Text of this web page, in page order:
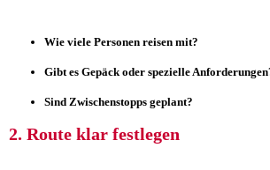
Wie viele Personen reisen mit?
Gibt es Gepäck oder spezielle
Sind Zwischenstopps geplant?
2. Route klar festlegen